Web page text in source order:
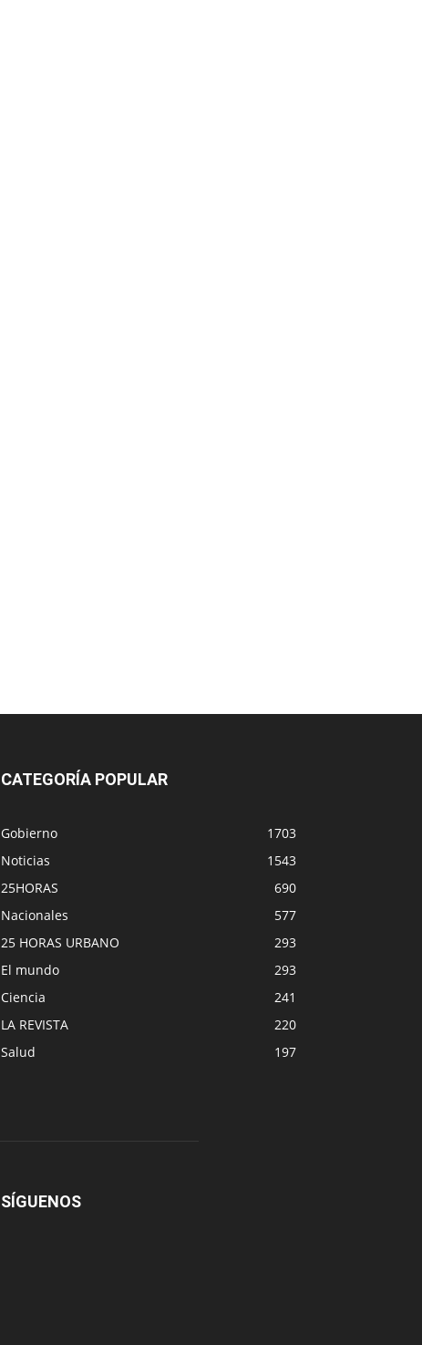
CATEGORÍA POPULAR
Gobierno
1703
Noticias
1543
25HORAS
690
Nacionales
577
25 HORAS URBANO
293
El mundo
293
Ciencia
241
LA REVISTA
220
Salud
197
SÍGUENOS